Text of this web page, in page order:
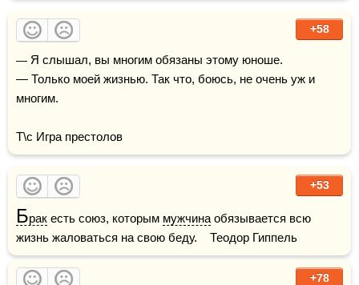
+58
— Я слышал, вы многим обязаны этому юноше.
— Только моей жизнью. Так что, боюсь, не очень уж и
многим.
Т\с Игра престолов
+53
Брак есть союз, которым мужчина обязывается всю
жизнь жаловаться на свою беду.    Теодор Гиппель
+78